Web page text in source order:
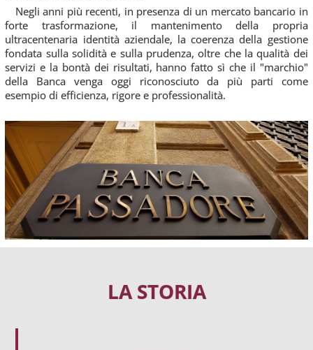
Negli anni più recenti, in presenza di un mercato bancario in
forte trasformazione, il mantenimento della propria
ultracentenaria identità aziendale, la coerenza della gestione
fondata sulla solidità e sulla prudenza, oltre che la qualità dei
servizi e la bontà dei risultati, hanno fatto sì che il "marchio"
della Banca venga oggi riconosciuto da più parti come
esempio di efficienza, rigore e professionalità.
LA STORIA